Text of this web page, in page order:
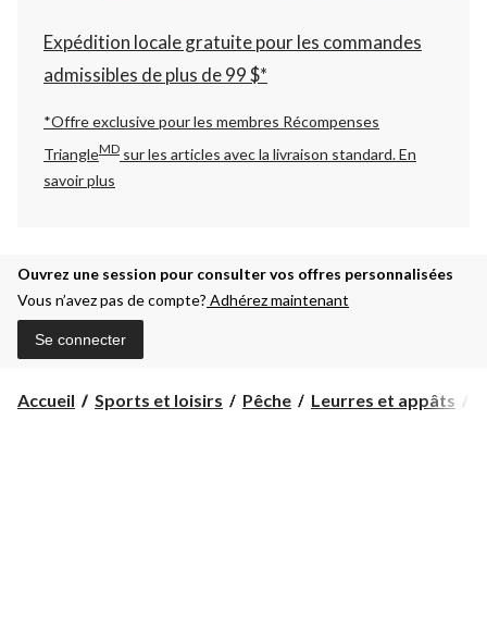
Expédition locale gratuite pour les commandes
admissibles de plus de 99 $*
*Offre exclusive pour les membres Récompenses
TriangleMD sur les articles avec la livraison standard.En
savoir plus
Ouvrez une session pour consulter vos offres personnalisées
Vous n’avez pas de compte? Adhérez maintenant
Se connecter
Accueil Sports et loisirs Pêche Leurres et appâts